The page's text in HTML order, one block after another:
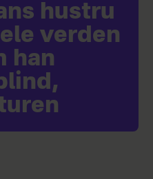
hustru
verden
han